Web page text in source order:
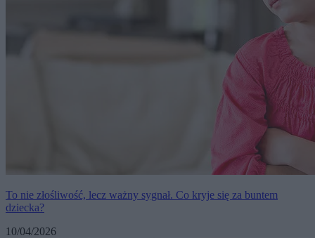
To nie złośliwość, lecz ważny sygnał. Co kryje się za buntem
dziecka?
10/04/2026